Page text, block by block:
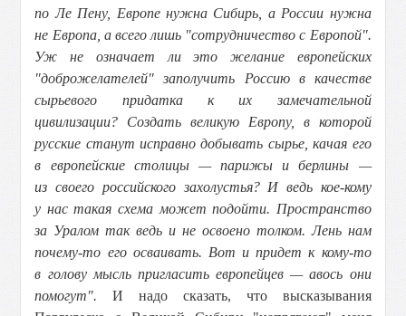
по Ле Пену, Европе нужна Сибирь, а России нужна
не Европа, а всего лишь "сотрудничество с Европой".
Уж не означает ли это желание европейских
"доброжелателей" заполучить Россию в качестве
сырьевого придатка к их замечательной
цивилизации? Создать великую Европу, в которой
русские станут исправно добывать сырье, качая его
в европейские столицы — парижы и берлины —
из своего российского захолустья? И ведь кое-кому
у нас такая схема может подойти. Пространство
за Уралом так ведь и не освоено толком. Лень нам
почему-то его осваивать. Вот и придет к кому-то
в голову мысль пригласить европейцев — авось они
помогут". И надо сказать, что высказывания